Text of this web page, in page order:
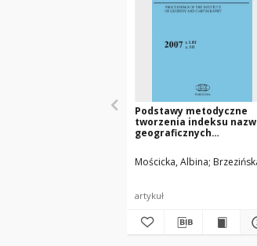
Podstawy metodyczne
tworzenia indeksu nazw
geograficznych
Nowym Testamencie
Mościcka, Albina
artykuł